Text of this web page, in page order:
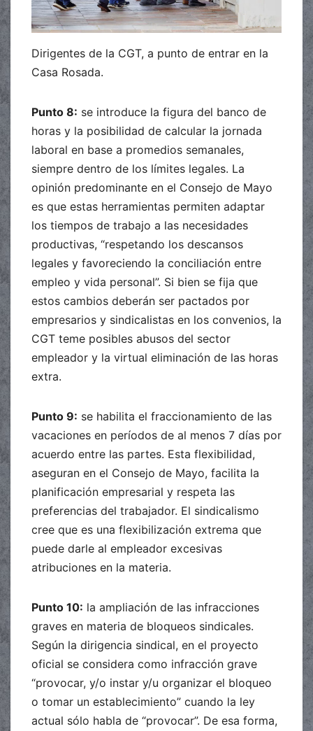
Dirigentes de la CGT, a punto de entrar en la
Casa Rosada.
Punto 8: se introduce la figura del banco de
horas y la posibilidad de calcular la jornada
laboral en base a promedios semanales,
siempre dentro de los límites legales. La
opinión predominante en el Consejo de Mayo
es que estas herramientas permiten adaptar
los tiempos de trabajo a las necesidades
productivas, “respetando los descansos
legales y favoreciendo la conciliación entre
empleo y vida personal”. Si bien se fija que
estos cambios deberán ser pactados por
empresarios y sindicalistas en los convenios, la
CGT teme posibles abusos del sector
empleador y la virtual eliminación de las horas
extra.
Punto 9: se habilita el fraccionamiento de las
vacaciones en períodos de al menos 7 días por
acuerdo entre las partes. Esta flexibilidad,
aseguran en el Consejo de Mayo, facilita la
planificación empresarial y respeta las
preferencias del trabajador. El sindicalismo
cree que es una flexibilización extrema que
puede darle al empleador excesivas
atribuciones en la materia.
Punto 10: la ampliación de las infracciones
graves en materia de bloqueos sindicales.
Según la dirigencia sindical, en el proyecto
oficial se considera como infracción grave
“provocar, y/o instar y/u organizar el bloqueo
o tomar un establecimiento” cuando la ley
actual sólo habla de “provocar”. De esa forma,